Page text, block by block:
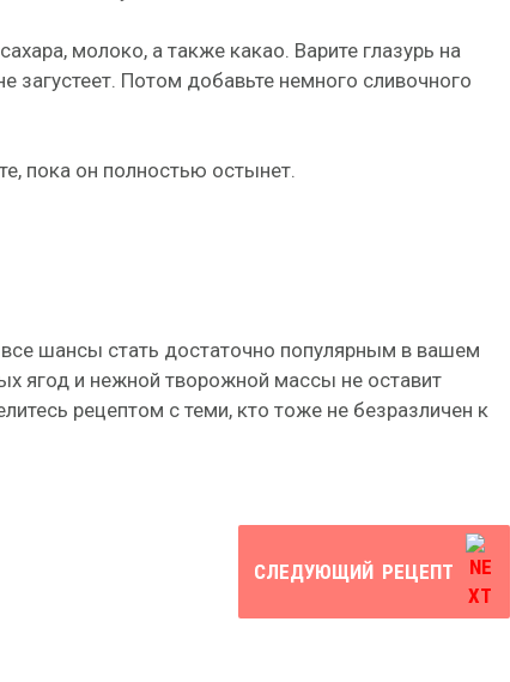
молоко, а также какао. Варите глазурь на
загустеет. Потом добавьте немного сливочного
пока он полностью остынет.
шансы стать достаточно популярным в вашем
ягод и нежной творожной массы не оставит
рецептом с теми, кто тоже не безразличен к
СЛЕДУЮЩИЙ РЕЦЕПТ